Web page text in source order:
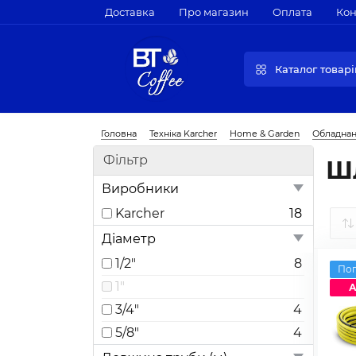
Доставка Про магазин Оплата
Каталог
Головна Техніка Karcher Home & Garden
Фільтр
Виробники
Karcher
18
Діаметр
1/2″
8
1″
3/4″
4
5/8″
4